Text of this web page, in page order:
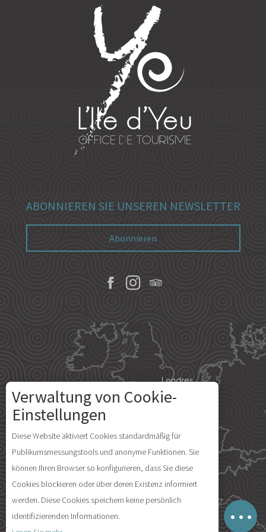
Beschreibung
Zeitplan
Lageplan
ABONNIEREN SIE UNSEREN NEWSLETTER
Abonnieren
Londres
Île d'Yeu
Verwaltung von Cookie-
Einstellungen
Diese Website aktiviert Cookies standardmäßig für
Publikumsmessungstools und anonyme Funktionen. Sie
können Ihren Browser so konfigurieren, dass Sie diese
Cookies blockieren oder über deren Existenz informiert
werden. Diese Cookies speichern keine persönlich
identifizierenden Informationen.